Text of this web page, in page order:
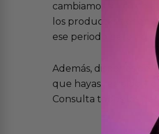
cambiamos sin costo
los productos tienen
ese periodo pero no
Además, dispones de
que hayas recibido y
Consulta todos los